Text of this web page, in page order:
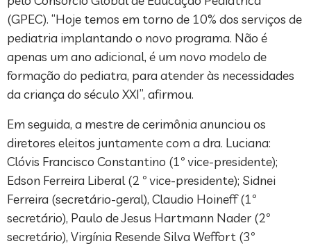
(GPEC). “Hoje temos em torno de 10% dos serviços de
pediatria implantando o novo programa. Não é
apenas um ano adicional, é um novo modelo de
formação do pediatra, para atender às necessidades
da criança do século XXI”, afirmou.
Em seguida, a mestre de cerimônia anunciou os
diretores eleitos juntamente com a dra. Luciana:
Clóvis Francisco Constantino (1º vice-presidente);
Edson Ferreira Liberal (2 º vice-presidente); Sidnei
Ferreira (secretário-geral), Claudio Hoineff (1º
secretário), Paulo de Jesus Hartmann Nader (2º
secretário), Virgínia Resende Silva Weffort (3º